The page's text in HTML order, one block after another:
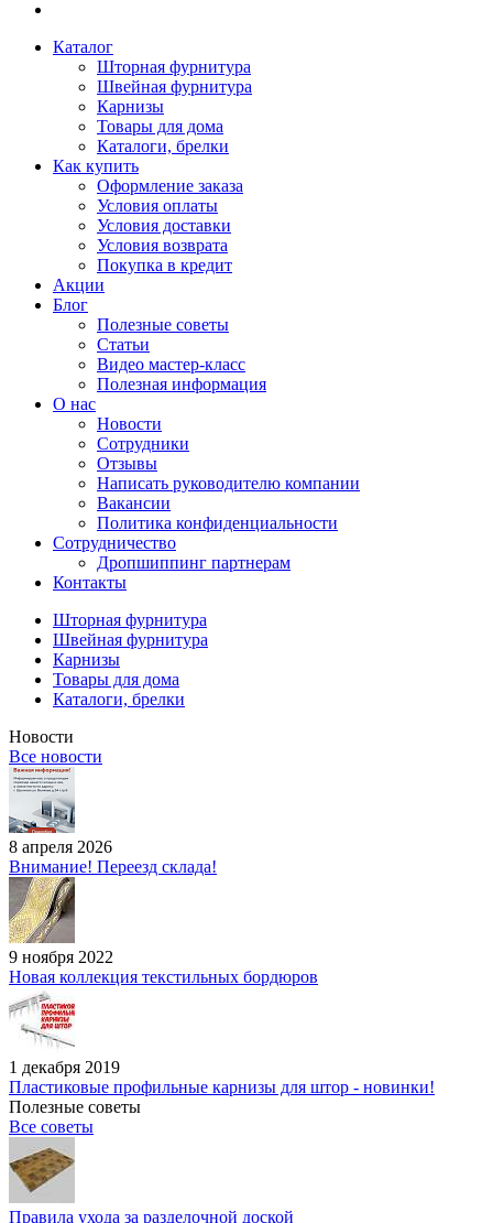
Каталог
Шторная фурнитура
Швейная фурнитура
Карнизы
Товары для дома
Каталоги, брелки
Как купить
Оформление заказа
Условия оплаты
Условия доставки
Условия возврата
Покупка в кредит
Акции
Блог
Полезные советы
Статьи
Видео мастер-класс
Полезная информация
О нас
Новости
Сотрудники
Отзывы
Написать руководителю компании
Вакансии
Политика конфиденциальности
Сотрудничество
Дропшиппинг партнерам
Контакты
Шторная фурнитура
Швейная фурнитура
Карнизы
Товары для дома
Каталоги, брелки
Новости
Все новости
8 апреля 2026
Внимание! Переезд склада!
9 ноября 2022
Новая коллекция текстильных бордюров
1 декабря 2019
Пластиковые профильные карнизы для штор - новинки!
Полезные советы
Все советы
Правила ухода за разделочной доской